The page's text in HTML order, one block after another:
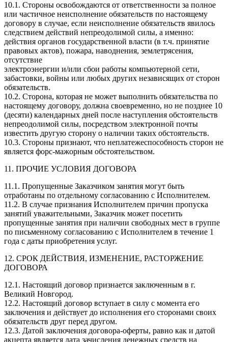
10.1. Стороны освобождаются от ответственности за полное
или частичное неисполнение обязательств по настоящему
договору в случае, если неисполнение обязательств явилось
следствием действий непреодолимой силы, а именно:
действия органов государственной власти (в т.ч. принятие
правовых актов), пожара, наводнения, землетрясения,
отсутствие
электроэнергии и/или сбои работы компьютерной сети,
забастовки, войны или любых других независящих от сторон
обязательств.
10.2. Сторона, которая не может выполнить обязательства по
настоящему договору, должна своевременно, но не позднее 10
(десяти) календарных дней после наступления обстоятельств
непреодолимой силы, посредством электронной почты
известить другую сторону о наличии таких обстоятельств.
10.3. Стороны признают, что неплатежеспособность сторон не
является форс-мажорным обстоятельством.
11. ПРОЧИЕ УСЛОВИЯ ДОГОВОРА
11.1. Пропущенные Заказчиком занятия могут быть
отработаны по отдельному согласованию с Исполнителем.
11.2. В случае признания Исполнителем причин пропуска
занятий уважительными, Заказчик может посетить
пропущенные занятия при наличии свободных мест в группе
по письменному согласованию с Исполнителем в течение 1
года с даты приобретения услуг.
12. СРОК ДЕЙСТВИЯ, ИЗМЕНЕНИЕ, РАСТОРЖЕНИЕ
ДОГОВОРА
12.1. Настоящий договор признается заключенным в г.
Великий Новгород.
12.2. Настоящий договор вступает в силу с момента его
заключения и действует до исполнения его сторонами своих
обязательств друг перед другом.
12.3. Датой заключения договора-оферты, равно как и датой
акцепта является дата зачисления денежных средств на